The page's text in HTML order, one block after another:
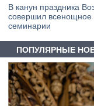
В канун праздника
совершил всенощное
семинарии
ПОПУЛЯРНЫЕ